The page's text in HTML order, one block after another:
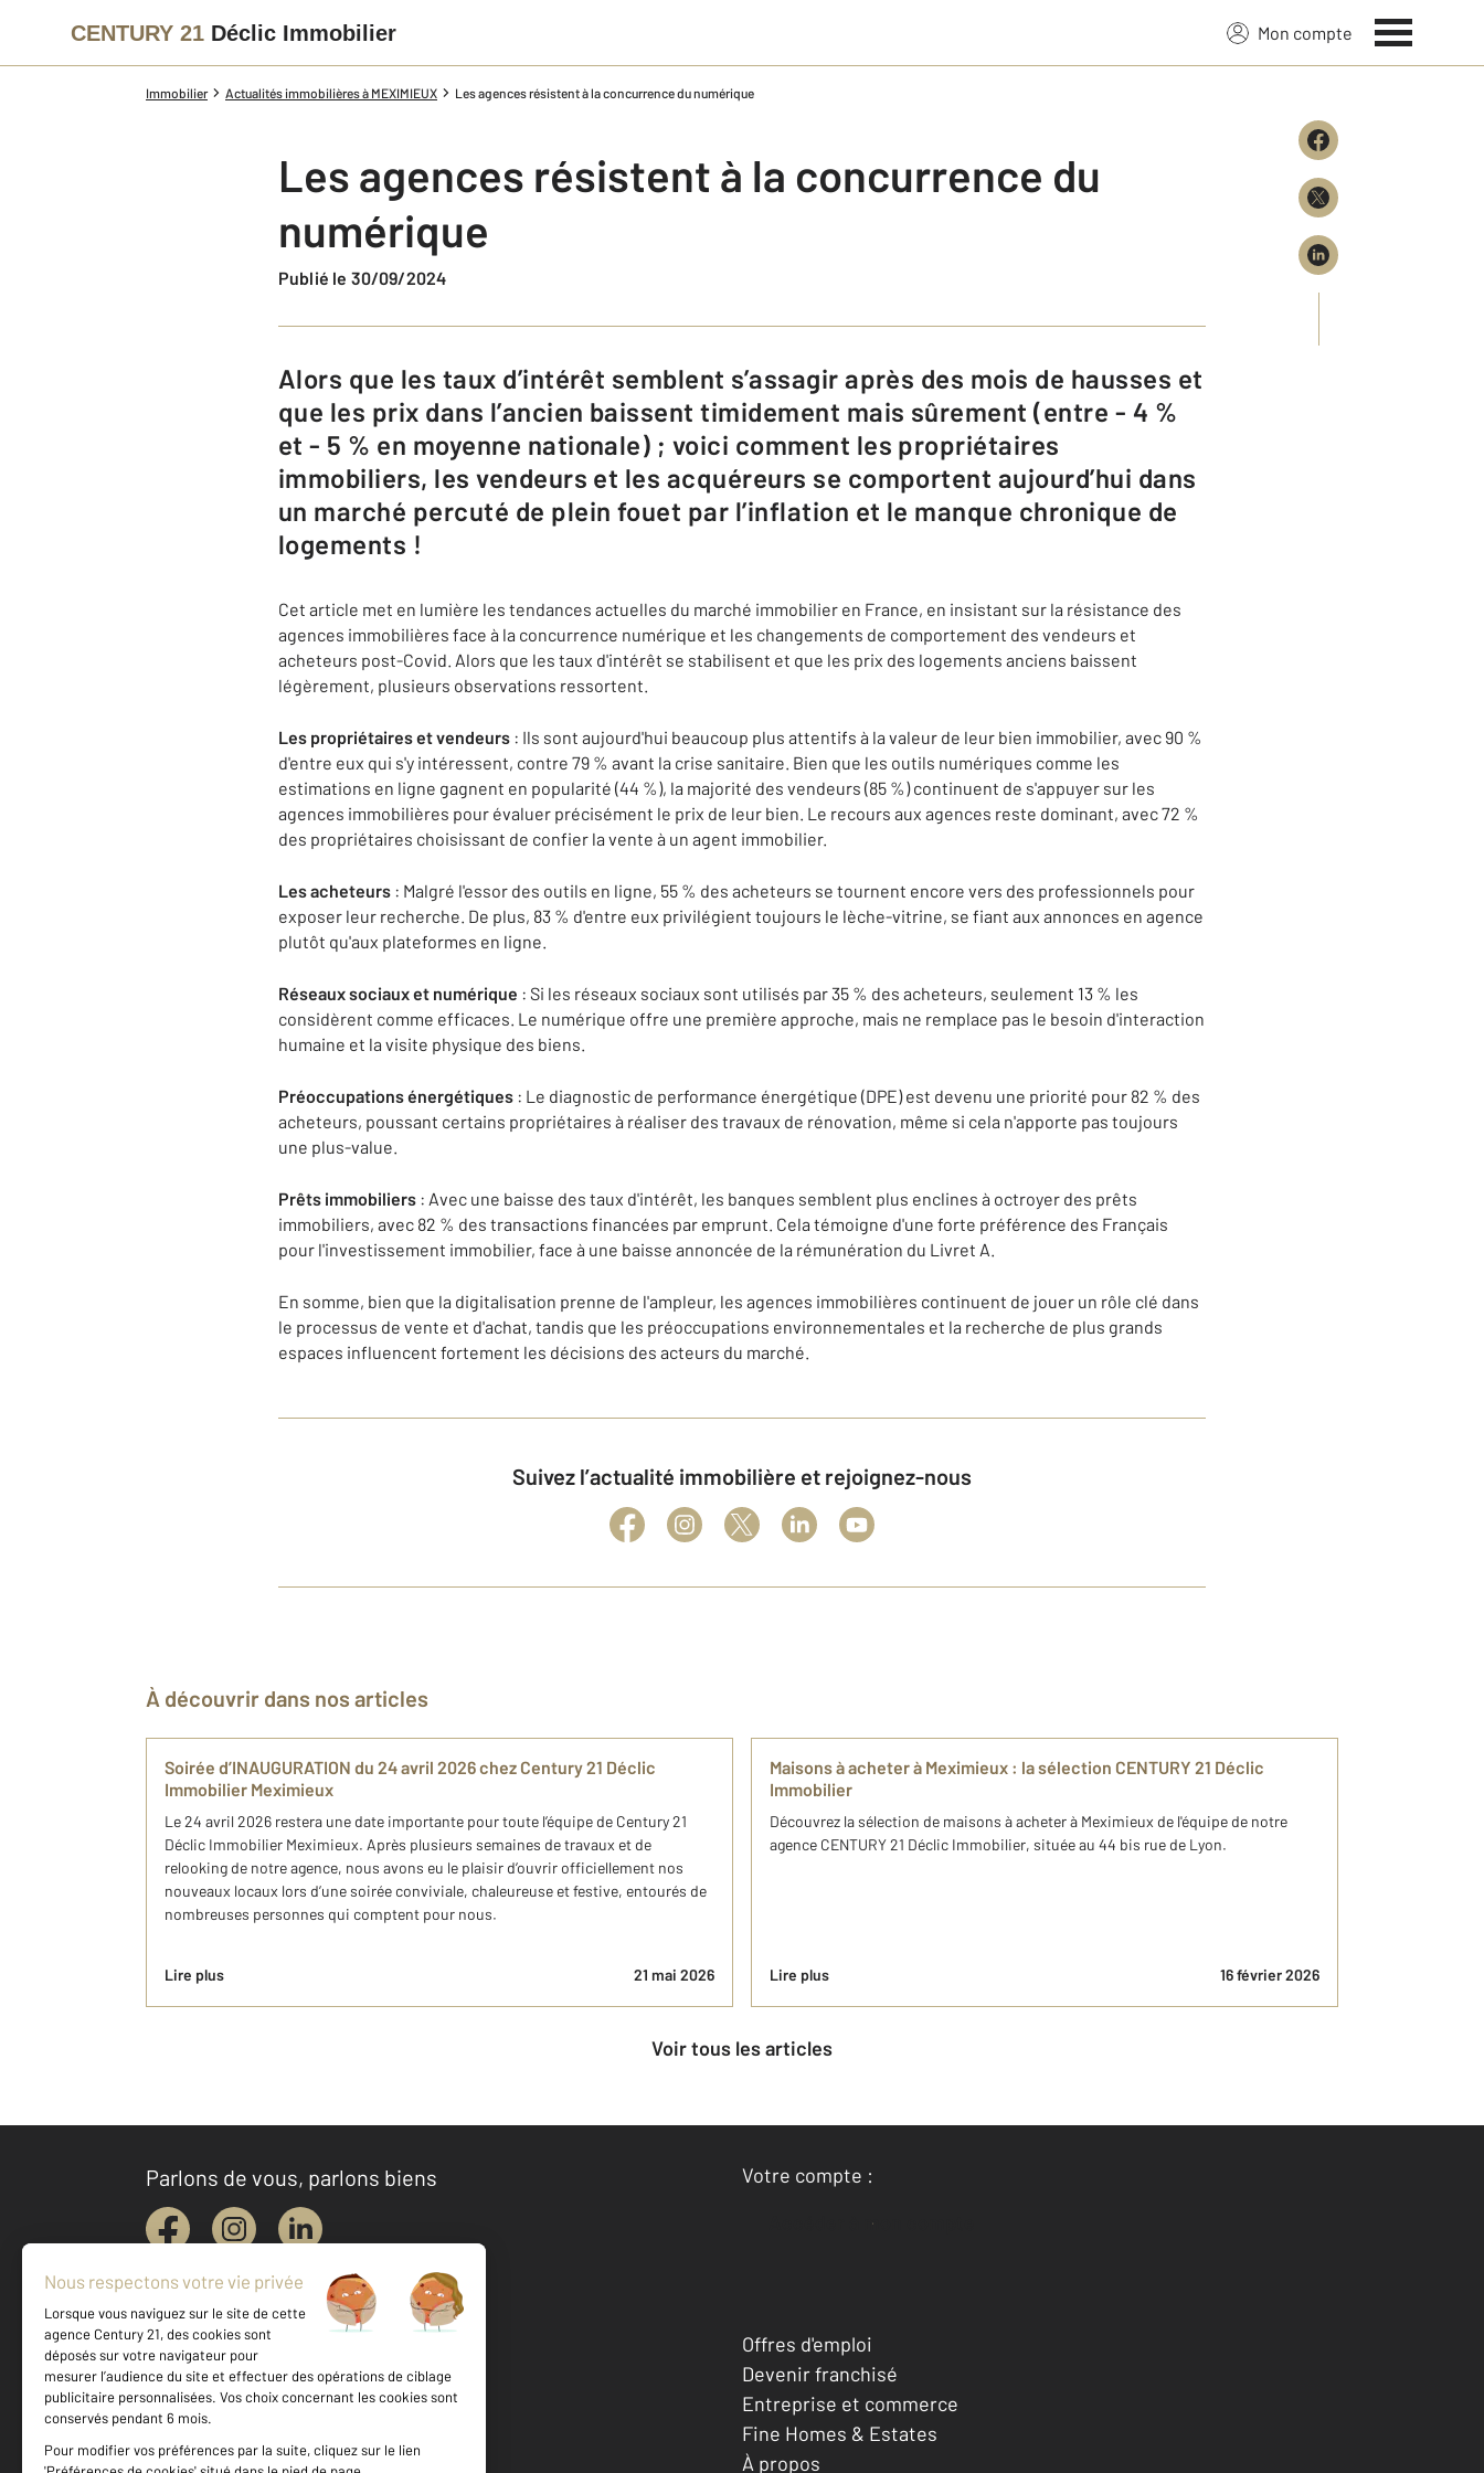
CENTURY 21 Déclic Immobilier Mon compte
Immobilier Actualités immobilières à MEXIMIEUX Les agences résistent à la concurrence du numérique
Les agences résistent à la concurrence du
numérique
Publié le 30/09/2024
Alors que les taux d’intérêt semblent s’assagir après des mois de hausses et
que les prix dans l’ancien baissent timidement mais sûrement (entre - 4 %
et - 5 % en moyenne nationale) ; voici comment les propriétaires
immobiliers, les vendeurs et les acquéreurs se comportent aujourd’hui dans
un marché percuté de plein fouet par l’inflation et le manque chronique de
logements !
Cet article met en lumière les tendances actuelles du marché immobilier en France, en insistant sur la résistance des
agences immobilières face à la concurrence numérique et les changements de comportement des vendeurs et
acheteurs post-Covid. Alors que les taux d'intérêt se stabilisent et que les prix des logements anciens baissent
légèrement, plusieurs observations ressortent.
Les propriétaires et vendeurs : Ils sont aujourd'hui beaucoup plus attentifs à la valeur de leur bien immobilier, avec 90 %
d'entre eux qui s'y intéressent, contre 79 % avant la crise sanitaire. Bien que les outils numériques comme les
estimations en ligne gagnent en popularité (44 %), la majorité des vendeurs (85 %) continuent de s'appuyer sur les
agences immobilières pour évaluer précisément le prix de leur bien. Le recours aux agences reste dominant, avec 72 %
des propriétaires choisissant de confier la vente à un agent immobilier.
Les acheteurs : Malgré l'essor des outils en ligne, 55 % des acheteurs se tournent encore vers des professionnels pour
exposer leur recherche. De plus, 83 % d'entre eux privilégient toujours le lèche-vitrine, se fiant aux annonces en agence
plutôt qu'aux plateformes en ligne.
Réseaux sociaux et numérique : Si les réseaux sociaux sont utilisés par 35 % des acheteurs, seulement 13 % les
considèrent comme efficaces. Le numérique offre une première approche, mais ne remplace pas le besoin d'interaction
humaine et la visite physique des biens.
Préoccupations énergétiques : Le diagnostic de performance énergétique (DPE) est devenu une priorité pour 82 % des
acheteurs, poussant certains propriétaires à réaliser des travaux de rénovation, même si cela n'apporte pas toujours
une plus-value.
Prêts immobiliers : Avec une baisse des taux d'intérêt, les banques semblent plus enclines à octroyer des prêts
immobiliers, avec 82 % des transactions financées par emprunt. Cela témoigne d'une forte préférence des Français
pour l'investissement immobilier, face à une baisse annoncée de la rémunération du Livret A.
En somme, bien que la digitalisation prenne de l'ampleur, les agences immobilières continuent de jouer un rôle clé dans
le processus de vente et d'achat, tandis que les préoccupations environnementales et la recherche de plus grands
espaces influencent fortement les décisions des acteurs du marché.
Suivez l’actualité immobilière et rejoignez-nous
À découvrir dans nos articles
Soirée d’INAUGURATION du 24 avril 2026 chez Century 21 Déclic
Immobilier Meximieux
Le 24 avril 2026 restera une date importante pour toute l’équipe de Century 21
Déclic Immobilier Meximieux. Après plusieurs semaines de travaux et de
relooking de notre agence, nous avons eu le plaisir d’ouvrir officiellement nos
nouveaux locaux lors d’une soirée conviviale, chaleureuse et festive, entourés de
nombreuses personnes qui comptent pour nous.
Lire plus 21 mai 2026
Maisons à acheter à Meximieux : la sélection CENTURY 21 Déclic
Immobilier
Découvrez la sélection de maisons à acheter à Meximieux de l'équipe de notre
agence CENTURY 21 Déclic Immobilier, située au 44 bis rue de Lyon.
Lire plus 16 février 2026
Voir tous les articles
Parlons de vous, parlons biens
Votre compte :
Accéder à mon compte
Votre agence est notée
Achat Location
Offres d'emploi
Devenir franchisé
Entreprise et commerce
Fine Homes & Estates
À propos